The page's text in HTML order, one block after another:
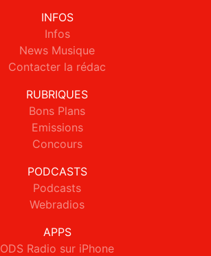
INFOS
Infos
News Musique
Contacter la rédac
RUBRIQUES
Bons Plans
Emissions
Concours
PODCASTS
Podcasts
Webradios
APPS
ODS Radio sur iPhone